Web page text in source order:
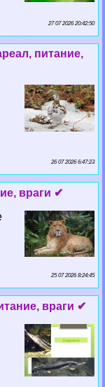
27 07 2026 20:42:50
питание,
26 07 2026 6:47:23
враги ✔
25 07 2026 8:24:45
враги ✔